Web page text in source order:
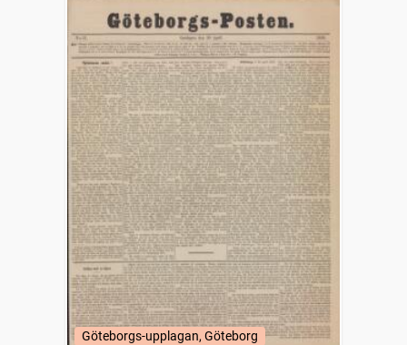
Göteborgs-upplagan, Göteborg